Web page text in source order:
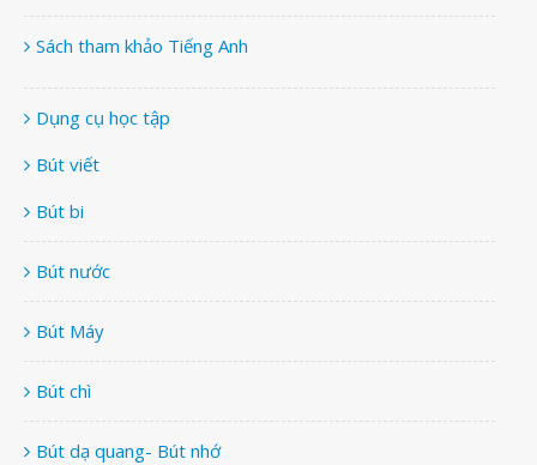
Sách tham khảo Tiếng Anh
Dụng cụ học tập
Bút viết
Bút bi
Bút nước
Bút Máy
Bút chì
Bút dạ quang- Bút nhớ